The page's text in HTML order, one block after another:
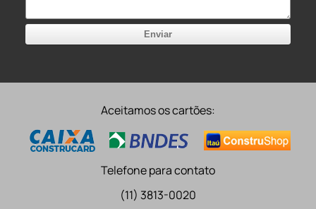
Aceitamos os cartões:
Telefone para contato
(11) 3813-0020